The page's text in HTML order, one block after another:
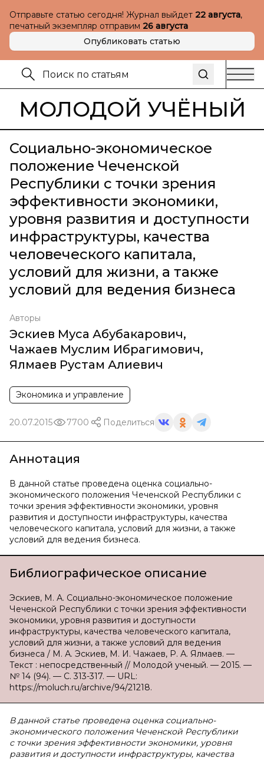
Отправьте статью сегодня! Журнал выйдет 22 августа,
печатный экземпляр отправим 26 августа
Опубликовать статью
МОЛОДОЙ УЧЁНЫЙ
Социально-экономическое
положение Чеченской
Республики с точки зрения
эффективности экономики,
уровня развития и доступности
инфраструктуры, качества
человеческого капитала,
условий для жизни, а также
условий для ведения бизнеса
Авторы
Эскиев Муса Абубакарович,
Чажаев Муслим Ибрагимович,
Ялмаев Рустам Алиевич
Экономика и управление
20.07.2015 7700 Поделиться
Аннотация
В данной статье проведена оценка социально-
экономического положения Чеченской Республики с
точки зрения эффективности экономики, уровня
развития и доступности инфраструктуры, качества
человеческого капитала, условий для жизни, а также
условий для ведения бизнеса.
Библиографическое описание
Эскиев, М. А. Социально-экономическое положение
Чеченской Республики с точки зрения эффективности
экономики, уровня развития и доступности
инфраструктуры, качества человеческого капитала,
условий для жизни, а также условий для ведения
бизнеса / М. А. Эскиев, М. И. Чажаев, Р. А. Ялмаев. —
Текст : непосредственный // Молодой ученый. — 2015. —
№ 14 (94). — С. 313-317. — URL:
https://moluch.ru/archive/94/21218.
В данной статье проведена оценка социально-
экономического положения Чеченской Республики
с точки зрения эффективности экономики, уровня
развития и доступности инфраструктуры, качества